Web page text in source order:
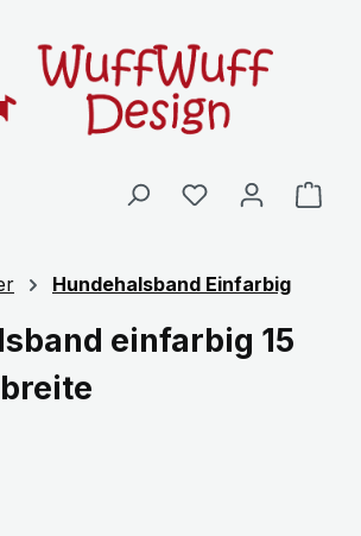
Hundehalsband Einfarbig
einfarbig 15